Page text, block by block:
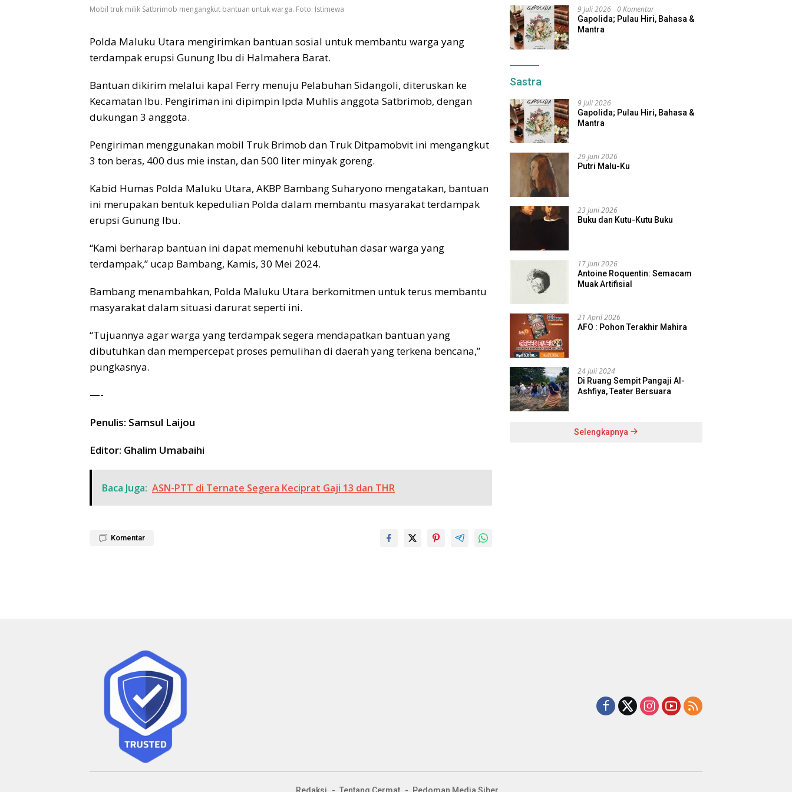
Mobil truk milik Satbrimob mengangkut bantuan untuk warga. Foto: Istimewa
Polda Maluku Utara mengirimkan bantuan sosial untuk membantu warga yang
terdampak erupsi Gunung Ibu di Halmahera Barat.
Bantuan dikirim melalui kapal Ferry menuju Pelabuhan Sidangoli, diteruskan ke
Kecamatan Ibu. Pengiriman ini dipimpin Ipda Muhlis anggota Satbrimob, dengan
dukungan 3 anggota.
Pengiriman menggunakan mobil Truk Brimob dan Truk Ditpamobvit ini mengangkut
3 ton beras, 400 dus mie instan, dan 500 liter minyak goreng.
Kabid Humas Polda Maluku Utara, AKBP Bambang Suharyono mengatakan, bantuan
ini merupakan bentuk kepedulian Polda dalam membantu masyarakat terdampak
erupsi Gunung Ibu.
“Kami berharap bantuan ini dapat memenuhi kebutuhan dasar warga yang
terdampak,” ucap Bambang, Kamis, 30 Mei 2024.
Bambang menambahkan, Polda Maluku Utara berkomitmen untuk terus membantu
masyarakat dalam situasi darurat seperti ini.
“Tujuannya agar warga yang terdampak segera mendapatkan bantuan yang
dibutuhkan dan mempercepat proses pemulihan di daerah yang terkena bencana,”
pungkasnya.
—-
Penulis: Samsul Laijou
Editor: Ghalim Umabaihi
Baca Juga: ASN-PTT di Ternate Segera Keciprat Gaji 13 dan THR
Komentar
9 Juli 2026 0 Komentar
Gapolida; Pulau Hiri, Bahasa &
Mantra
Sastra
9 Juli 2026
Gapolida; Pulau Hiri, Bahasa &
Mantra
29 Juni 2026
Putri Malu-Ku
23 Juni 2026
Buku dan Kutu-Kutu Buku
17 Juni 2026
Antoine Roquentin: Semacam
Muak Artifisial
21 April 2026
AFO : Pohon Terakhir Mahira
24 Juli 2024
Di Ruang Sempit Pangaji Al-
Ashfiya, Teater Bersuara
Selengkapnya
Redaksi Tentang Cermat Pedoman Media Siber